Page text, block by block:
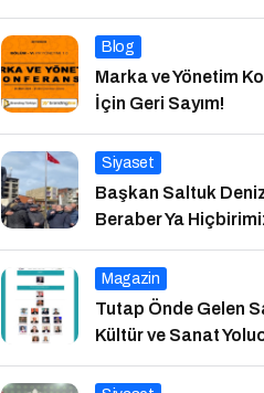
Programına Konuk
Blog
Marka ve Yönetim
İçin Geri Sayım!
Siyaset
Başkan Saltuk
Beraber Ya
Magazin
Tutap Önde Gelen
Kültür ve Sanat
Devam Ediyor